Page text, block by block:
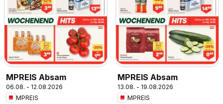
MPREIS Absam
06.08. - 12.08.2026
MPREIS
MPREIS Absam
13.08. - 19.08.2026
MPREIS